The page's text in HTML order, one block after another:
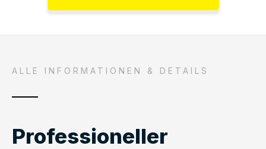
ALLE INFORMATIONEN & DETAILS
Professioneller